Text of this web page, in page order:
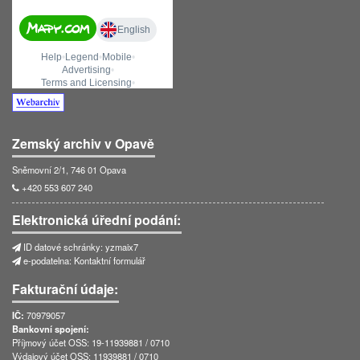
26.02.2026
DIGITÁLNÍ
BADATELNA: nová
NÁPOVĚDA
18.02.2026
archivu v Opavě 2025
Sborník SOkA Přerov
2025
06.11.2025
Zemský archiv v Opavě
Sněmovní 2/1, 746 01 Opava
+420 553 607 240
Elektronická úřední podání:
ID datové schránky: yzmaix7
e-podatelna: Kontaktní formulář
Fakturační údaje:
IČ:70979057
Bankovní spojení:
Příjmový účet OSS: 19-11939881 / 0710
Výdajový účet OSS: 11939881 / 0710